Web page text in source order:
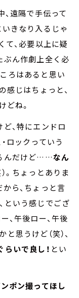
、遠隔で手伝って
いきなり入るじゃ
て、必要以上に疑
ん作劇上全く必
ろはあると思い
感じはちょっと、
どね。
、特にエンドロ
ロックっていう
んだけど……なん
）。ちょっとありま
ら、ちょっと言
という感じでござ
、午後ロー、午後
思うけど（笑）、
いで良し！ とい
ポン撮ってほし